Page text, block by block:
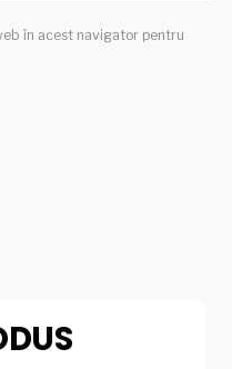
în acest navigator pentru